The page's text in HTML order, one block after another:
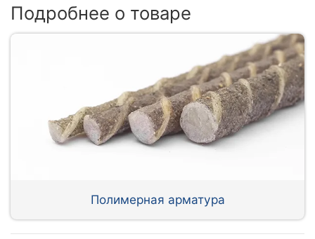
Подробнее о товаре
Полимерная арматура